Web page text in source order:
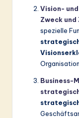
Vision-
Zweck
spezielle
Business-